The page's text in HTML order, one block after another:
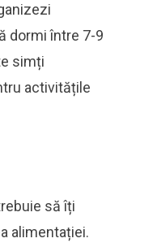
dormi între 7-9
simți
activitățile
să îți
alimentației.